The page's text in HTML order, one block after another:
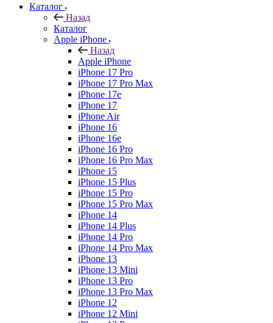
Каталог
Назад
Каталог
Apple iPhone
Назад
Apple iPhone
iPhone 17 Pro
iPhone 17 Pro Max
iPhone 17e
iPhone 17
iPhone Air
iPhone 16
iPhone 16e
iPhone 16 Pro
iPhone 16 Pro Max
iPhone 15
iPhone 15 Plus
iPhone 15 Pro
iPhone 15 Pro Max
iPhone 14
iPhone 14 Plus
iPhone 14 Pro
iPhone 14 Pro Max
iPhone 13
iPhone 13 Mini
iPhone 13 Pro
iPhone 13 Pro Max
iPhone 12
iPhone 12 Mini